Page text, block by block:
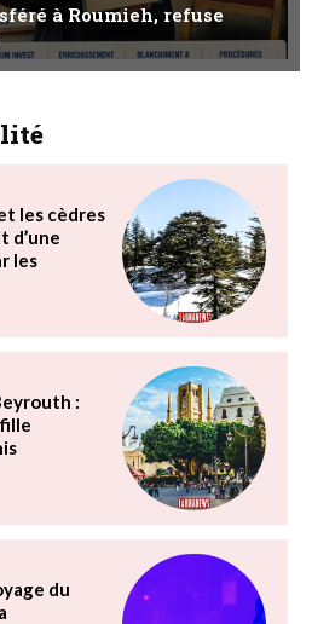
à Roumieh, refuse
les cèdres
d’une
les
:
du